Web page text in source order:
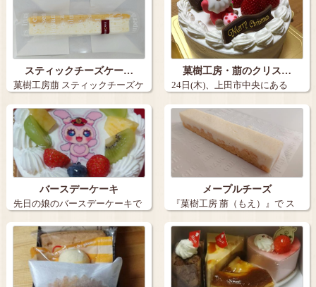
スティックチーズケー…
菓樹工房萠 スティックチーズケ
ーキ 1…
菓樹工房・萠のクリス…
24日(木)、上田市中央にある
「菓樹工房…
バースデーケーキ
先日の娘のバースデーケーキで
す。 長野…
メープルチーズ
『菓樹工房 萠（もえ）』で ス
ティック…